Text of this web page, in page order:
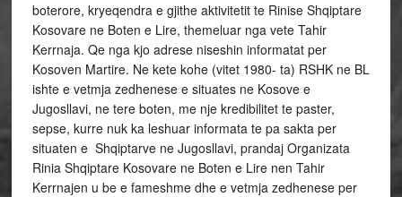
boterore, kryeqendra e gjithe aktivitetit te Rinise Shqiptare
Kosovare ne Boten e Lire, themeluar nga vete Tahir
Kerrnaja. Qe nga kjo adrese niseshin informatat per
Kosoven Martire. Ne kete kohe (vitet 1980- ta) RSHK ne BL
ishte e vetmja zedhenese e situates ne Kosove e
Jugosllavi, ne tere boten, me nje kredibilitet te paster,
sepse, kurre nuk ka leshuar informata te pa sakta per
situaten e Shqiptarve ne Jugosllavi, prandaj Organizata
Rinia Shqiptare Kosovare ne Boten e Lire nen Tahir
Kerrnajen u be e fameshme dhe e vetmja zedhenese per